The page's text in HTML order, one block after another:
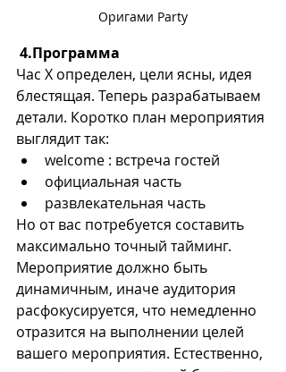
Оригами Party
4.Программа
Час Х определен, цели ясны, идея
блестящая. Теперь разрабатываем
детали. Коротко план мероприятия
выглядит так:
welcome : встреча гостей
официальная часть
развлекательная часть
Но от вас потребуется составить
максимально точный тайминг.
Мероприятие должно быть
динамичным, иначе аудитория
расфокусируется, что немедленно
отразится на выполнении целей
вашего мероприятия. Естественно,